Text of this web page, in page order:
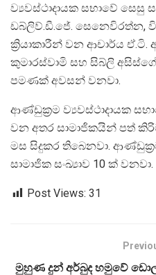
ව්‍යවස්ථාදායක සභාවේ සෙසු
ඩබ්ලිව්.ඩී.ජේ. සෙනෙවිරත්න,
ක්‍රියාකාරීන් වන ආචාර්ය ඒ.ටි.
කුමාරස්වාමි සහ සිබ්ලි
පමණක් අවසන් වනවා.
ආණ්ඩුක්‍රම ව්‍යවස්ථාදායක
වන අතර සාමාජිකයින් පත්
මස සිදුකර තිබෙනවා.
සාමාජික සංඛ්‍යාව 10 ක් වනවා.
Post Views: 31
මුහුණ දුන් අර්බුද හමුවේ